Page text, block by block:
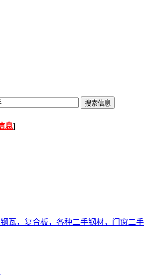
息]
瓦，复合板，各种二手钢材，门窗二手